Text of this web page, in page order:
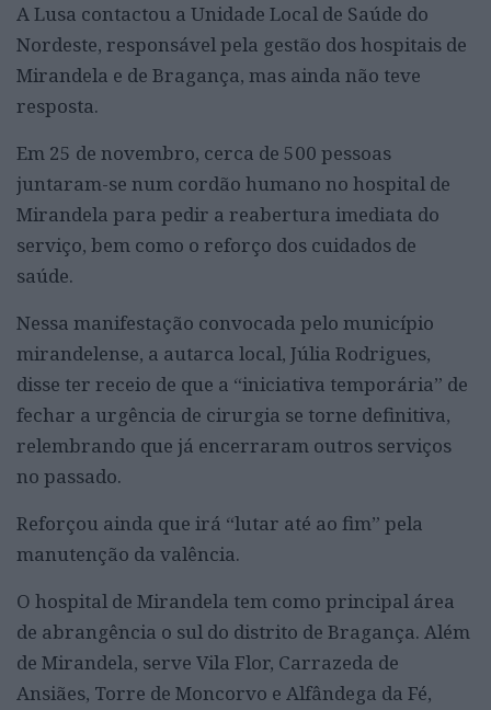
A Lusa contactou a Unidade Local de Saúde do
Nordeste, responsável pela gestão dos hospitais de
Mirandela e de Bragança, mas ainda não teve
resposta.
Em 25 de novembro, cerca de 500 pessoas
juntaram-se num cordão humano no hospital de
Mirandela para pedir a reabertura imediata do
serviço, bem como o reforço dos cuidados de
saúde.
Nessa manifestação convocada pelo município
mirandelense, a autarca local, Júlia Rodrigues,
disse ter receio de que a “iniciativa temporária” de
fechar a urgência de cirurgia se torne definitiva,
relembrando que já encerraram outros serviços
no passado.
Reforçou ainda que irá “lutar até ao fim” pela
manutenção da valência.
O hospital de Mirandela tem como principal área
de abrangência o sul do distrito de Bragança. Além
de Mirandela, serve Vila Flor, Carrazeda de
Ansiães, Torre de Moncorvo e Alfândega da Fé,